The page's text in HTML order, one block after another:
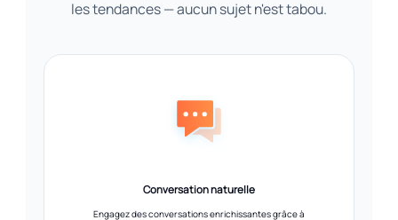
les tendances — aucun sujet n'est tabou.
Conversation naturelle
Engagez des conversations enrichissantes grâce à